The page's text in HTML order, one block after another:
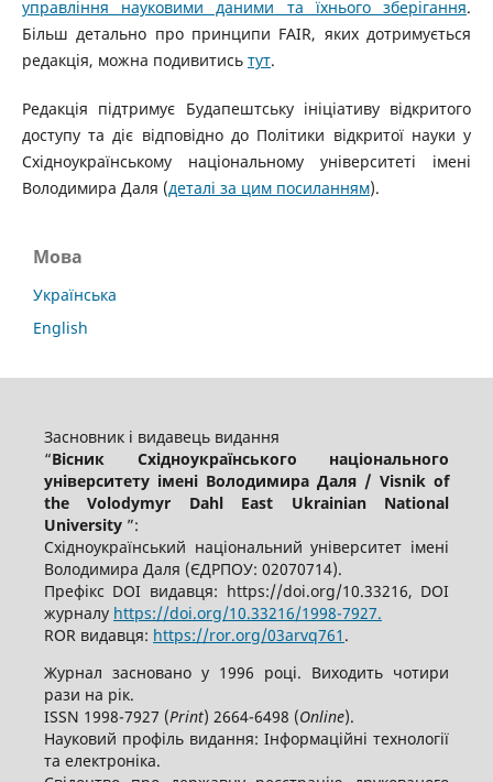
управління науковими даними та їхнього зберігання.
Більш детально про принципи FAIR, яких дотримується
редакція, можна подивитись тут.
Редакція підтримує Будапештську ініціативу відкритого
доступу та діє відповідно до Політики відкритої науки у
Східноукраїнському національному університеті імені
Володимира Даля (деталі за цим посиланням).
Мова
Українська
English
Засновник і видавець видання
“Вісник Східноукраїнського національного
університету імені Володимира Даля / Visnik of
the Volodymyr Dahl East Ukrainian National
University ”:
Східноукраїнський національний університет імені
Володимира Даля (ЄДРПОУ: 02070714).
Префікс DOI видавця: https://doi.org/10.33216, DOI
журналу https://doi.org/10.33216/1998-7927.
ROR видавця: https://ror.org/03arvq761 .
Журнал засновано у 1996 році. Виходить чотири
рази на рік.
ISSN 1998-7927 (Print) 2664-6498 (Online).
Науковий профіль видання: Інформаційні технології
та електроніка.